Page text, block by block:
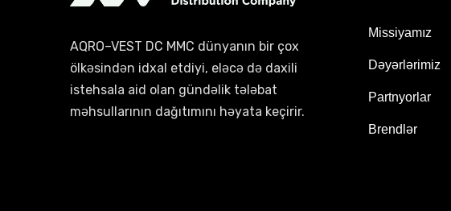
AQRO–VEST DC MMC dünyanın bir çox
ölkəsindən idxal etdiyi, eləcə də daxili
istehsala aid olan gündəlik tələbat
məhsullarının dağıtımını həyata keçirir.
Missiyamız
Dəyərlərimiz
Partnyorlar
Brendlər